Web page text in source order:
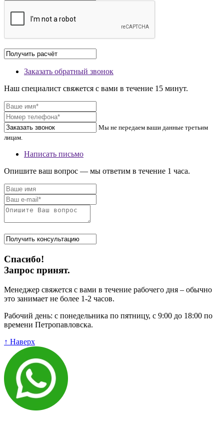
Заказать обратный звонок
Наш специалист свяжется с вами в течение 15 минут.
Мы не передаем ваши данные третьим
лицам.
Написать письмо
Опишите ваш вопрос — мы ответим в течение 1 часа.
Спасибо!
Запрос принят.
Менеджер свяжется с вами в течение рабочего дня – обычно
это занимает не более 1-2 часов.
Рабочий день: с понедельника по пятницу, с 9:00 до 18:00 по
времени Петропавловска.
↑ Наверх